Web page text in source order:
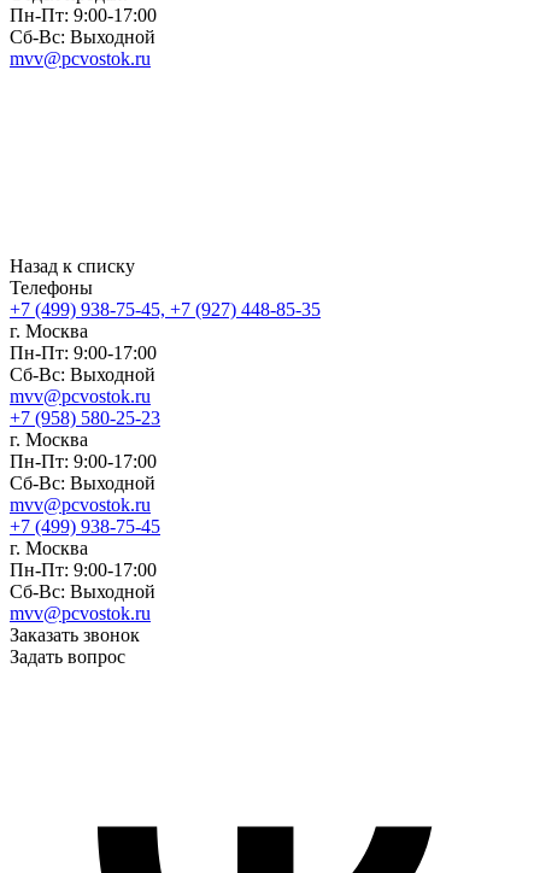
Пн-Пт: 9:00-17:00
Сб-Вс: Выходной
mvv@pcvostok.ru
Назад к списку
Телефоны
+7 (499) 938-75-45, +7 (927) 448-85-35
г. Москва
Пн-Пт: 9:00-17:00
Сб-Вс: Выходной
mvv@pcvostok.ru
+7 (958) 580-25-23
г. Москва
Пн-Пт: 9:00-17:00
Сб-Вс: Выходной
mvv@pcvostok.ru
+7 (499) 938-75-45
г. Москва
Пн-Пт: 9:00-17:00
Сб-Вс: Выходной
mvv@pcvostok.ru
Заказать звонок
Задать вопрос